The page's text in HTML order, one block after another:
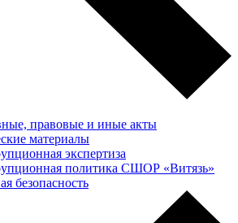
правовые и иные акты
материалы
экспертиза
политика СШОР «Витязь»
безопасность